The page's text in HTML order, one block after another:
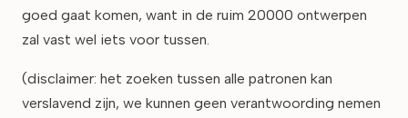
goed gaat komen, want in de ruim 20000 ontwerpen
zal vast wel iets voor tussen.
(disclaimer: het zoeken tussen alle patronen kan
verslavend zijn, we kunnen geen verantwoording nemen